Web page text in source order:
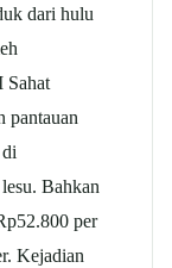
dari hulu
pantauan
Bahkan
per
Kejadian